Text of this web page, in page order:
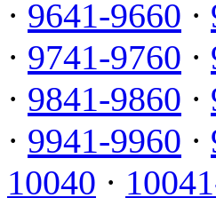
· 9641-9660 ·
· 9741-9760 ·
· 9841-9860 ·
· 9941-9960 ·
10040 ·